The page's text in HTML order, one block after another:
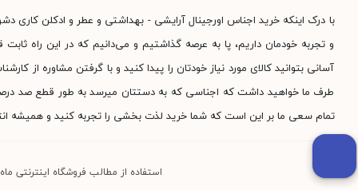
با درک اینکه خرید اجناس اورجینال آرایشی - بهداشتی و عطر و ادکلن کاری
و تجربه خودمان داریم، پا به عرصه گذاشتیم و می‌دانیم که در این راه
آسانی بتوانید کالای مورد نیاز خودتان را پیدا کنید و با گرفتن مشاوره از
طرف ما خواهید داشت که اجناسی که به دستتان میرسد به طور قطع صد درصد
تمام سعی ما بر این است که شما خرید لذت بخشی را تجربه کنید و همیشه
استفاده از مطالب فروشگاه اینترنتی